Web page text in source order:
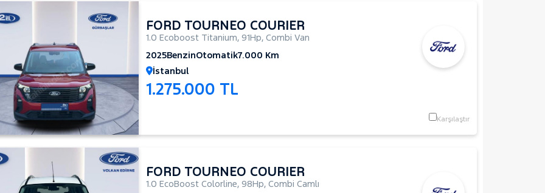
FORD TOURNEO COURIER
1.0 Ecoboost Titanium, 91Hp, Combi Van
2025BenzinOtomatik7.000 Km
İstanbul
1.275.000 TL
Karşılaştır
FORD TOURNEO COURIER
1.0 EcoBoost Colorline, 98Hp, Combi Camlı